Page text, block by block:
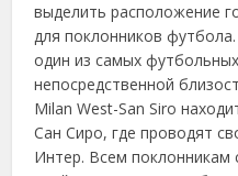
выделить расположение
для поклонников
один из самых
непосредственной
Milan West-San Siro
Сан Сиро, где проводят
Интер. Всем поклонникам